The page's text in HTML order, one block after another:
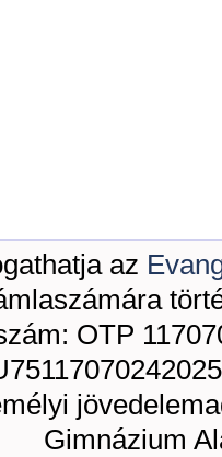
az
OTP
Gimnázium